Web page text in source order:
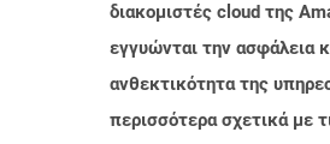
διακομιστές cloud της
εγγυώνται την ασφάλεια
ανθεκτικότητα της
περισσότερα σχετικά με